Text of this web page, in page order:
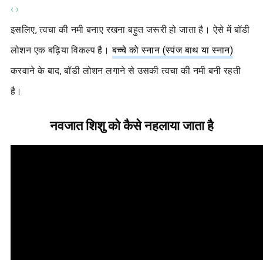
‹ ›
इसलिए, त्वचा की नमी बनाए रखना बहुत जरूरी हो जाता है। ऐसे में बॉडी
लोशन एक बढ़िया विकल्प है।बच्चे को स्नान (स्पंज बाथ या स्नान)
करवाने के बाद, बॉडी लोशन लगाने से उसकी त्वचा की नमी बनी रहती
है।
नवजात शिशु को कैसे नहलाया जाता है